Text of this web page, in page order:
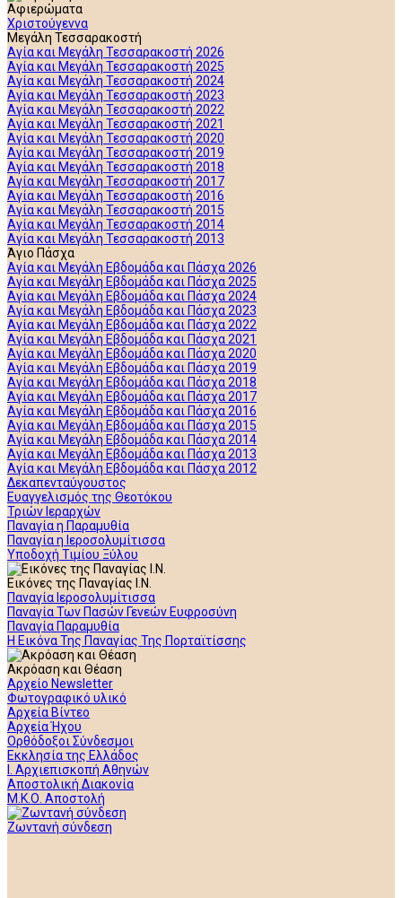
Αφιερώματα
Χριστούγεννα
Μεγάλη Τεσσαρακοστή
Αγία και Μεγάλη Τεσσαρακοστή 2026
Αγία και Μεγάλη Τεσσαρακοστή 2025
Αγία και Μεγάλη Τεσσαρακοστή 2024
Αγία και Μεγάλη Τεσσαρακοστή 2023
Αγία και Μεγάλη Τεσσαρακοστή 2022
Αγία και Μεγάλη Τεσσαρακοστή 2021
Αγία και Μεγάλη Τεσσαρακοστή 2020
Αγία και Μεγάλη Τεσσαρακοστή 2019
Αγία και Μεγάλη Τεσσαρακοστή 2018
Αγία και Μεγάλη Τεσσαρακοστή 2017
Αγία και Μεγάλη Τεσσαρακοστή 2016
Αγία και Μεγάλη Τεσσαρακοστή 2015
Αγία και Μεγάλη Τεσσαρακοστή 2014
Αγία και Μεγάλη Τεσσαρακοστή 2013
Άγιο Πάσχα
Αγία και Μεγάλη Εβδομάδα και Πάσχα 2026
Αγία και Μεγάλη Εβδομάδα και Πάσχα 2025
Αγία και Μεγάλη Εβδομάδα και Πάσχα 2024
Αγία και Μεγάλη Εβδομάδα και Πάσχα 2023
Αγία και Μεγάλη Εβδομάδα και Πάσχα 2022
Αγία και Μεγάλη Εβδομάδα και Πάσχα 2021
Αγία και Μεγάλη Εβδομάδα και Πάσχα 2020
Αγία και Μεγάλη Εβδομάδα και Πάσχα 2019
Αγία και Μεγάλη Εβδομάδα και Πάσχα 2018
Αγία και Μεγάλη Εβδομάδα και Πάσχα 2017
Αγία και Μεγάλη Εβδομάδα και Πάσχα 2016
Αγία και Μεγάλη Εβδομάδα και Πάσχα 2015
Αγία και Μεγάλη Εβδομάδα και Πάσχα 2014
Αγία και Μεγάλη Εβδομάδα και Πάσχα 2013
Αγία και Μεγάλη Εβδομάδα και Πάσχα 2012
Δεκαπενταύγουστος
Ευαγγελισμός της Θεοτόκου
Τριών Ιεραρχών
Παναγία η Παραμυθία
Παναγία η Ιεροσολυμίτισσα
Υποδοχή Τιμίου Ξύλου
Εικόνες της Παναγίας Ι.Ν.
Παναγία Ιεροσολυμίτισσα
Παναγία Των Πασών Γενεών Ευφροσύνη
Παναγία Παραμυθία
Η Εικόνα Της Παναγίας Της Πορταϊτίσσης
Ακρόαση και Θέαση
Αρχείο Newsletter
Φωτογραφικό υλικό
Αρχεία Βίντεο
Αρχεία Ήχου
Ορθόδοξοι Σύνδεσμοι
Εκκλησία της Ελλάδος
Ι. Αρχιεπισκοπή Αθηνών
Αποστολική Διακονία
Μ.Κ.Ο. Αποστολή
Ζωντανή σύνδεση